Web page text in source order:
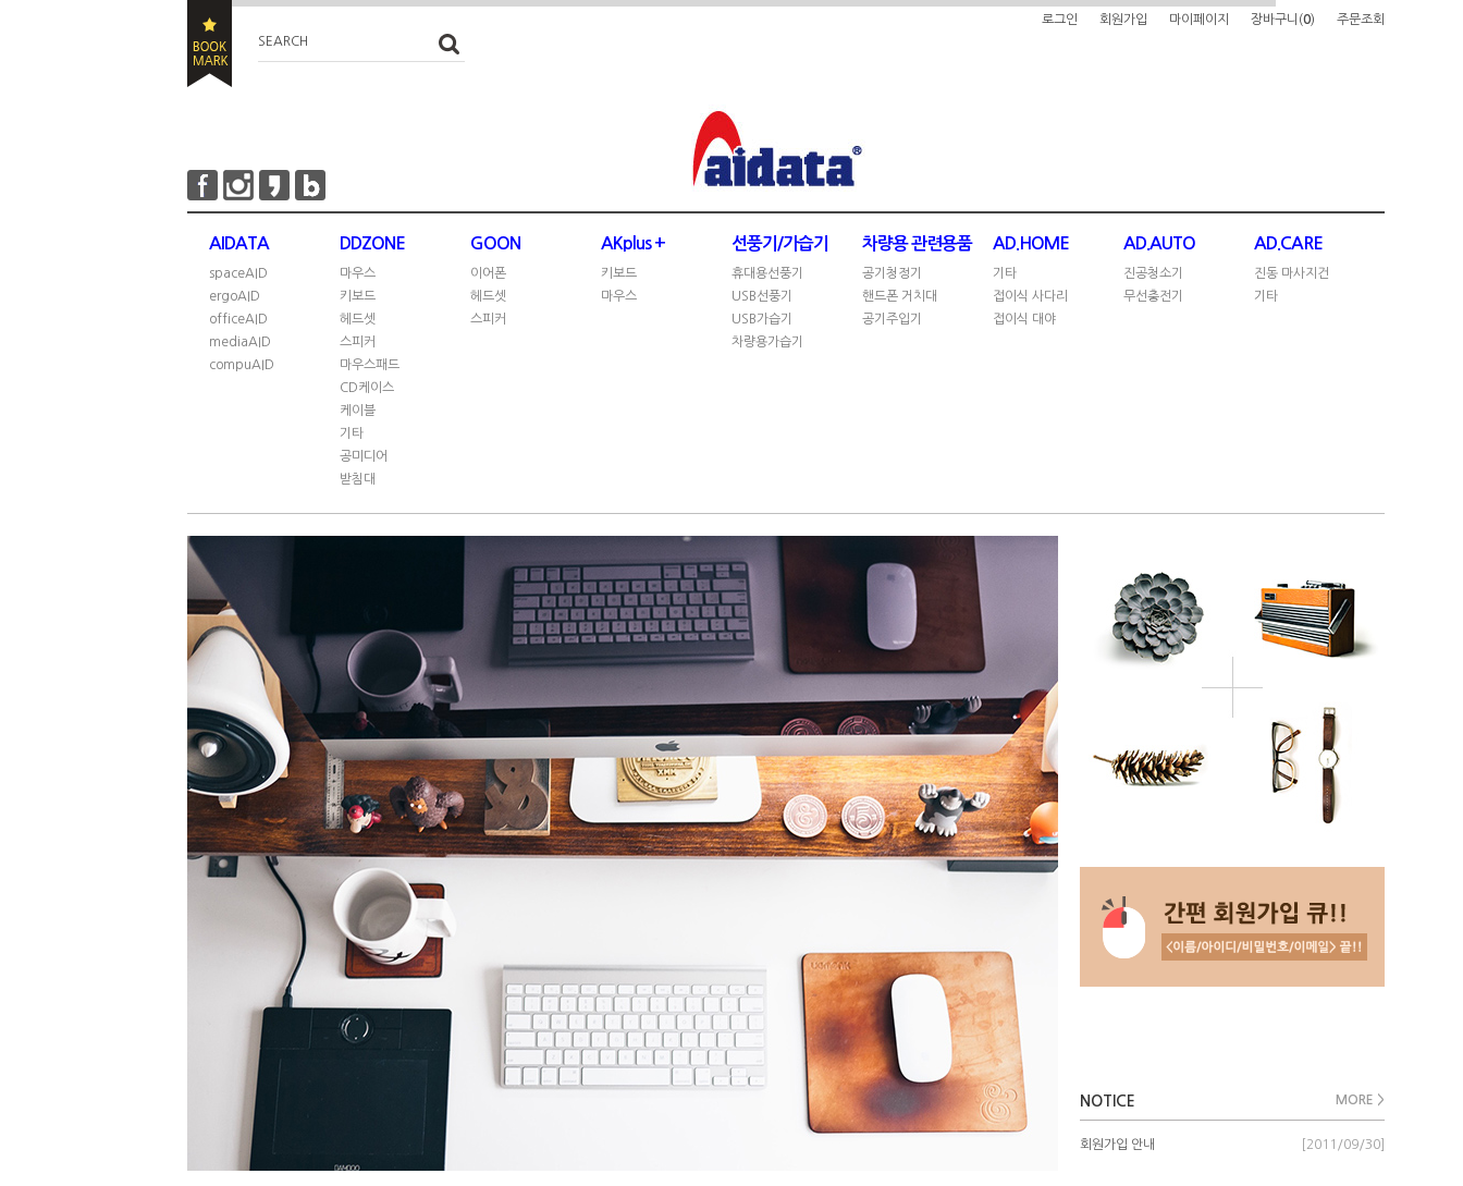
SEARCH
로그인 회원가입 마이페이지 장바구니(0) 주문조회
AIDATA
spaceAID
ergoAID
officeAID
mediaAID
compuAID
DDZONE
마우스
키보드
헤드셋
스피커
마우스패드
CD케이스
케이블
기타
공미디어
받침대
GOON
이어폰
헤드셋
스피커
AKplus +
키보드
마우스
선풍기/가습기
휴대용선풍기
USB선풍기
USB가습기
차량용가습기
차량용 관련용품
공기청정기
핸드폰 거치대
공기주입기
AD.HOME
기타
접이식 사다리
접이식 대야
AD.AUTO
진공청소기
무선충전기
AD.CARE
진동 마사지건
기타
NOTICE MORE >
회원가입 안내 [2011/09/30]